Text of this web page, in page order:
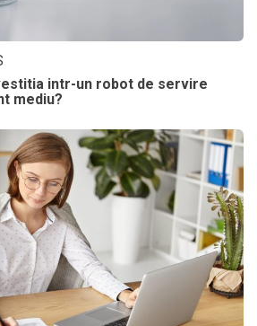
intr-un robot de servire
mediu?